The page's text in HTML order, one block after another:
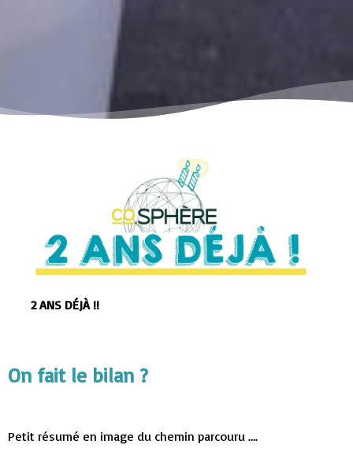
2 ANS DÉJÀ !!
On fait le bilan ?
Petit résumé en image du chemin parcouru ….